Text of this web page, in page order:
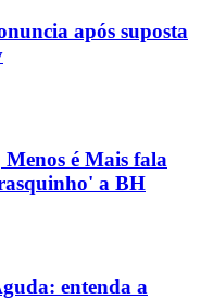
após suposta
é Mais fala
a BH
entenda a